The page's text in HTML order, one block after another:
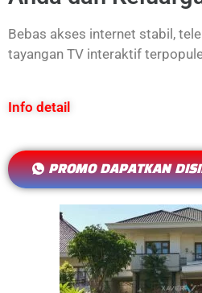
Bebas akses internet stabil,
tayangan TV interaktif
Info detail
PROMO DAPATKAN